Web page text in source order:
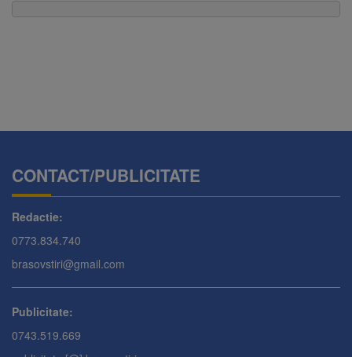
CONTACT/PUBLICITATE
Redactie:
0773.834.740
brasovstiri@gmail.com
Publicitate:
0743.519.669